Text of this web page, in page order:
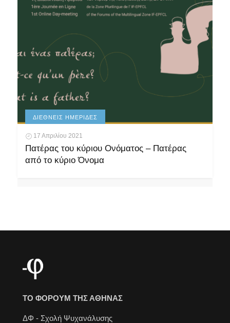
ΔΙΕΘΝΕΊΣ ΗΜΕΡΊΔΕΣ
17 Απριλίου 2021
Πατέρας του κύριου Ονόματος – Πατέρας
από το κύριο Όνομα
ΤΟ ΦΟΡΟΥΜ ΤΗΣ ΑΘΗΝΑΣ
ΔΦ - Σχολή Ψυχανάλυσης